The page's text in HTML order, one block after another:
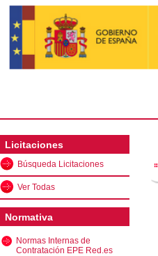
Licitaciones
Búsqueda Licitaciones
Ver Todas
Normativa
Normas Internas de
Contratación EPE Red.es